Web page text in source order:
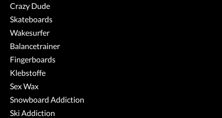
Crazy Dude
Skateboards
Wakesurfer
Balancetrainer
Fingerboards
Klebstoffe
Sex Wax
Snowboard Addiction
Ski Addiction